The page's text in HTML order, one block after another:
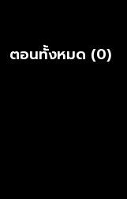
ตอนทั้งหมด (0)